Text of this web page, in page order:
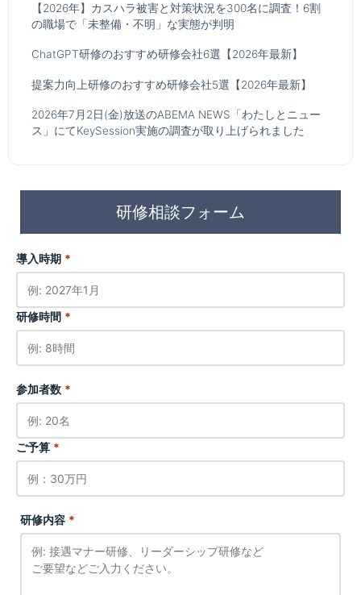
【2026年】カスハラ被害と対策状況を300名に調査！6割
の職場で「未整備・不明」な実態が判明
ChatGPT研修のおすすめ研修会社6選【2026年最新】
提案力向上研修のおすすめ研修会社5選【2026年最新】
2026年7月2日(金)放送のABEMA NEWS「わたしとニュー
ス」にてKeySession実施の調査が取り上げられました
研修相談フォーム
導入時期 *
研修時間 *
参加者数 *
ご予算 *
研修内容 *